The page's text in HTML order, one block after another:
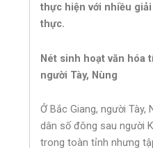
thực hiện với nhiều
thực.
Nét sinh hoạt văn hóa
người Tày, Nùng
Ở Bắc Giang, người
dân số đông sau người
trong toàn tỉnh nhưng